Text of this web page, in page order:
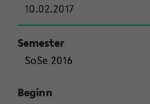
10.02.2017
SoSe 2016